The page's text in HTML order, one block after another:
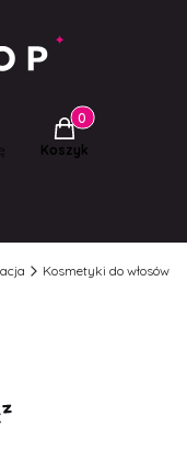
Produkty w
Koszyk
Kosmetyki do włosów